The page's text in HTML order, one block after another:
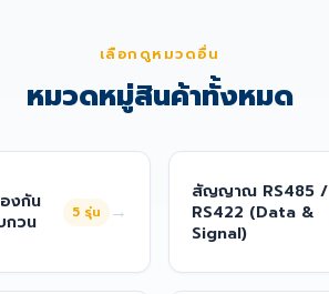
เลือกดูหมวดอื่น
หมวดหมู่สินค้าทั้งหมด
งกัน
วน
5 รุ่น →
สัญญาณ RS485 /
RS422 (Data &
Signal)